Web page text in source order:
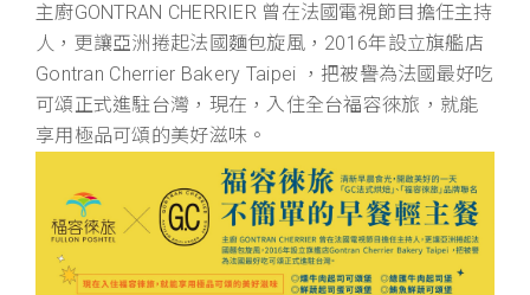
主廚GONTRAN CHERRIER 曾在法國電視節目擔任主持
人，更讓亞洲捲起法國麵包旋風，2016年設立旗艦店
Gontran Cherrier Bakery Taipei ，把被譽為法國最好吃
可頌正式進駐台灣，現在，入住全台福容徠旅，就能
享用極品可頌的美好滋味。